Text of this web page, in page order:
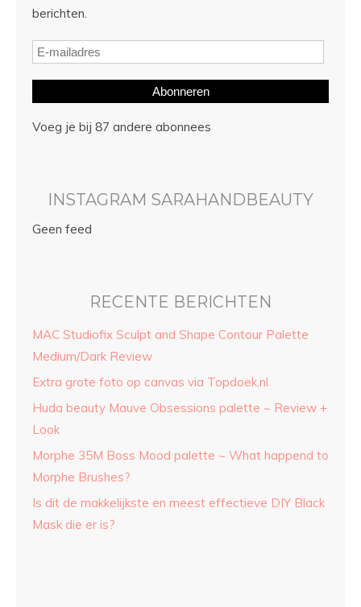
berichten.
Abonneren
Voeg je bij 87 andere abonnees
INSTAGRAM SARAHANDBEAUTY
Geen feed
RECENTE BERICHTEN
MAC Studiofix Sculpt and Shape Contour Palette
Medium/Dark Review
Extra grote foto op canvas via Topdoek.nl
Huda beauty Mauve Obsessions palette ~ Review +
Look
Morphe 35M Boss Mood palette ~ What happend to
Morphe Brushes?
Is dit de makkelijkste en meest effectieve DIY Black
Mask die er is?